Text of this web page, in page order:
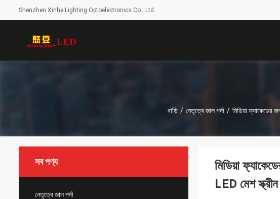
Shenzhen Xinhe Lighting Optoelectronics Co., Ltd.
বাড়ি / নেতৃত্বে জাল পর্দা / মিডিয়া
সব পণ্য
নেতৃত্বে জাল পর্দা
মিডিয়া
LED মেশ স্ক্রীন